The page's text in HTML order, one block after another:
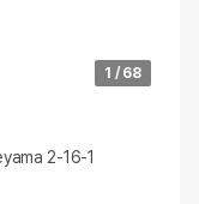
1 / 68
2-16-1